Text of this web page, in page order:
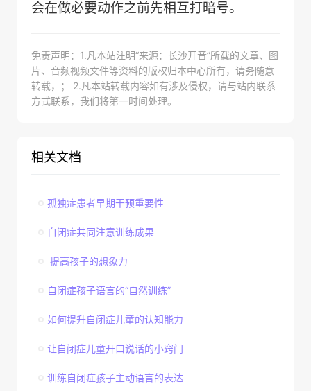
会在做必要动作之前先相互打暗号。
免责声明：1.凡本站注明“来源：长沙开音”所载的文章、图
片、音频视频文件等资料的版权归本中心所有，请务随意
转载，； 2.凡本站转载内容如有涉及侵权，请与站内联系
方式联系，我们将第一时间处理。
相关文档
孤独症患者早期干预重要性
自闭症共同注意训练成果
提高孩子的想象力
自闭症孩子语言的“自然训练”
如何提升自闭症儿童的认知能力
让自闭症儿童开口说话的小窍门
训练自闭症孩子主动语言的表达